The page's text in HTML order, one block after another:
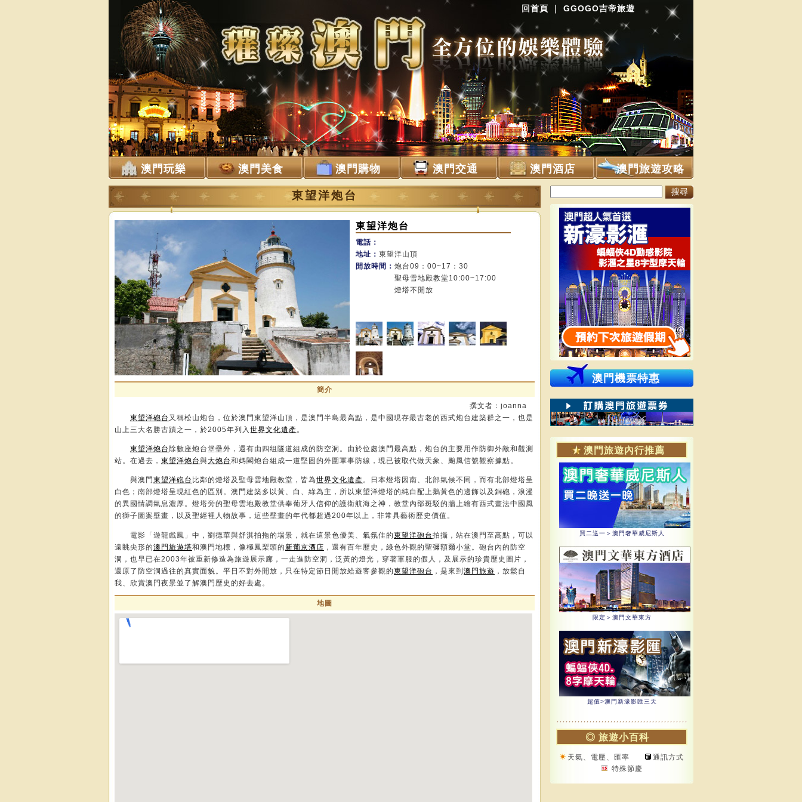
回首頁 GGOGO吉帝旅遊
澳門玩樂 澳門美食 澳門購物 澳門交通 澳門酒店 澳門旅遊攻略
東望洋炮台
東望洋炮台
電話：
地址： 東望洋山頂
開放時間： 炮台09：00~17：30
聖母雪地殿教堂10:00~17:00
燈塔不開放
簡介
撰文者：joanna
東望洋砲台 又稱松山炮台，位於澳門東望洋山頂，是澳門半島最高點，是中國現存最古老的西式炮台建築群之一，也是
山上三大名勝古蹟之一，於2005年列入 世界文化遺產。
東望洋炮台 除數座炮台堡壘外，還有由四组隧道組成的防空洞。由於位處澳門最高點，炮台的主要用作防御外敵和觀測
站。在過去， 東望洋炮台與大炮台和媽閣炮台組成一道堅固的外圍軍事防線，現已被取代做天象、颱風信號觀察據點。
與澳門 東望洋砲台 比鄰的燈塔及聖母雲地殿教堂，皆為世界文化遺產。日本燈塔因南、北部氣候不同，而有北部燈塔呈
白色；南部燈塔呈現紅色的區別。澳門建築多以黃、白、綠為主，所以東望洋燈塔的純白配上鵝黃色的邊飾以及銅砲，浪漫
的異國情調氣息濃厚。燈塔旁的聖母雲地殿教堂供奉葡牙人信仰的護衛航海之神，教堂內部斑駁的牆上繪有西式畫法中國風
的獅子圖案壁畫，以及聖經裡人物故事，這些壁畫的年代都超過200年以上，非常具藝術歷史價值。
電影「遊龍戲鳳」中，劉德華與舒淇拍拖的場景，就在這景色優美、氣氛佳的東望洋砲台拍攝，站在澳門至高點，可以
遠眺尖形的澳門旅遊塔和澳門地標，像極鳳梨頭的新葡京酒店 ，還有百年歷史，綠色外觀的聖彌額爾小堂。砲台內的防空
洞，也早已在2003年被重新修造為旅遊展示廊，一走進防空洞，泛黃的燈光，穿著軍服的假人，及展示的珍貴歷史圖片，
還原了防空洞過往的真實面貌。平日不對外開放，只在特定節日開放給遊客參觀的東望洋砲台 ，是來到澳門旅遊 ，放鬆自
我、欣賞澳門夜景並了解澳門歷史的好去處。
地圖
澳門機票特惠
◎ 旅遊小百科
天氣、電壓、匯率
通訊方式
特殊節慶